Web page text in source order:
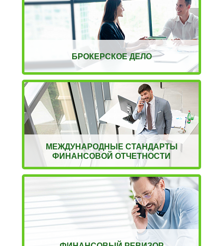
БРОКЕРСКОЕ ДЕЛО
МЕЖДУНАРОДНЫЕ СТАНДАРТЫ
ФИНАНСОВОЙ ОТЧЕТНОСТИ